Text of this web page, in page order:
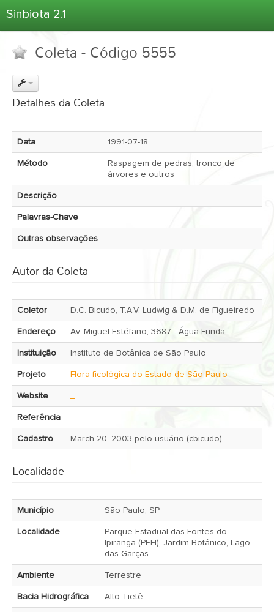
Sinbiota 2.1
Informações Ambientais
Coletas
Atlas 2.1
Sobre o Sinbiota
Login
Coleta - Código 5555
Detalhes da Coleta
Data 1991-07-18
Método
Raspagem de pedras, tronco de
árvores e outros
Descrição
Palavras-Chave
Outras observações
Autor da Coleta
Coletor D.C. Bicudo, T.A.V. Ludwig & D.M. de Figueiredo
Endereço Av. Miguel Estéfano, 3687 - Água Funda
Instituição Instituto de Botânica de São Paulo
Projeto Flora ficológica do Estado de São Paulo
Website
Referência
Cadastro March 20, 2003 pelo usuário (cbicudo)
Localidade
Município São Paulo, SP
Localidade
Parque Estadual das Fontes do
Ipiranga (PEFI), Jardim Botânico, Lago
das Garças
Ambiente Terrestre
Bacia Hidrográfica Alto Tietê